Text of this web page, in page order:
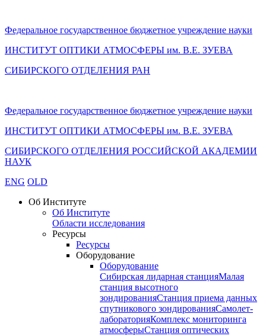
Федеральное государственное бюджетное учреждение науки
ИНСТИТУТ ОПТИКИ АТМОСФЕРЫ им. В.Е. ЗУЕВА
СИБИРСКОГО ОТДЕЛЕНИЯ РАН
Федеральное государственное бюджетное учреждение науки
ИНСТИТУТ ОПТИКИ АТМОСФЕРЫ им. В.Е. ЗУЕВА
СИБИРСКОГО ОТДЕЛЕНИЯ РОССИЙСКОЙ АКАДЕМИИ
НАУК
ENG OLD
Об Институте
Об Институте
Области исследования
Ресурсы
Ресурсы
Оборудование
Оборудование
Сибирская лидарная станцияМалая
станция высотного
зондированияСтанция приема данных
спутникового зондированияСамолет-
лабораторияКомплекс мониторинга
атмосферыСтанция оптических